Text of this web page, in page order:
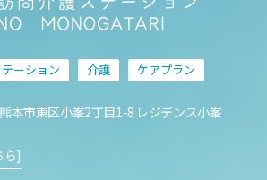
ーション 介護 ケアプラン
本市東区小峯2丁目1-8 レジデンス小峯
ら]